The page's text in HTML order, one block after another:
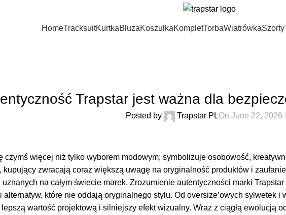
HomeTracksuitKurtkaBluzaKoszulkaKompletTorbaWiatrówkaSzorty
Trapstar jest ważna dla
Posted by Trapstar PLOn June 22, 2026
czymś więcej niż tylko wyborem modowym; symbolizuje osobowość,
zwracają coraz większą uwagę na oryginalność produktów i
na całym świecie marek. Zrozumienie autentyczności marki
które nie oddają oryginalnego stylu. Od oversize’owych sylwetek
wartość projektową i silniejszy efekt wizualny. Wraz z ciągłą ewolucją